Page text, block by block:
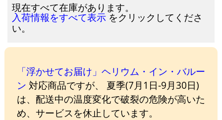
現在すべて在庫があります。
入荷情報をすべて表示 をクリックしてくださ
い。
「浮かせてお届け」ヘリウム・イン・バルー
ン 対応商品ですが、 夏季(7月1日-9月30日)
は、配送中の温度変化で破裂の危険が高いた
め、サービスを休止しています。